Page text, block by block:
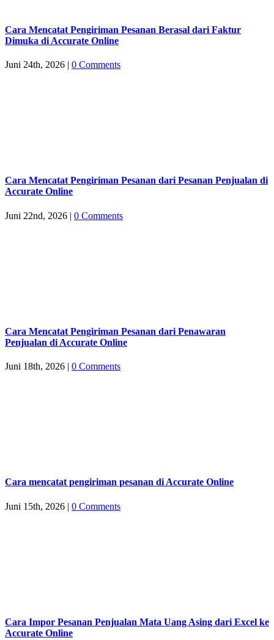
Cara Mencatat Pengiriman Pesanan Berasal dari Faktur
Dimuka di Accurate Online
Juni 24th, 2026 | 0 Comments
Cara Mencatat Pengiriman Pesanan dari Pesanan Penjualan di
Accurate Online
Juni 22nd, 2026 | 0 Comments
Cara Mencatat Pengiriman Pesanan dari Penawaran
Penjualan di Accurate Online
Juni 18th, 2026 | 0 Comments
Cara mencatat pengiriman pesanan di Accurate Online
Juni 15th, 2026 | 0 Comments
Cara Impor Pesanan Penjualan Mata Uang Asing dari Excel ke
Accurate Online